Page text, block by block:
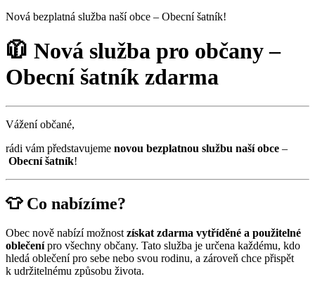
Nová bezplatná služba naší obce – Obecní šatník!
🧥 Nová služba pro občany –
Obecní šatník zdarma
Vážení občané,
rádi vám představujeme novou bezplatnou službu naší obce –
Obecní šatník!
👕 Co nabízíme?
Obec nově nabízí možnostzískat zdarma vytříděné a použitelné
oblečenípro všechny občany. Tato služba je určena každému, kdo
hledá oblečení pro sebe nebo svou rodinu, a zároveň chce přispět
k udržitelnému způsobu života.